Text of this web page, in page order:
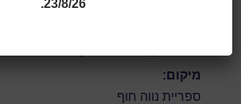
מיקום:
ספריית נווה חוף
23/8/26.